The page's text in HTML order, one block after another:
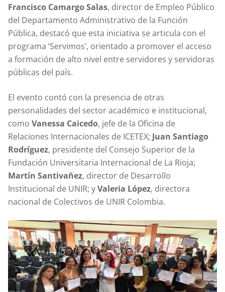
Francisco Camargo Salas, director de Empleo Público
del Departamento Administrativo de la Función
Pública, destacó que esta iniciativa se articula con el
programa ‘Servimos’, orientado a promover el acceso
a formación de alto nivel entre servidores y servidoras
públicas del país.
El evento contó con la presencia de otras
personalidades del sector académico e institucional,
como Vanessa Caicedo, jefe de la Oficina de
Relaciones Internacionales de ICETEX; Juan Santiago
Rodríguez, presidente del Consejo Superior de la
Fundación Universitaria Internacional de La Rioja;
Martín Santivañez, director de Desarrollo
Institucional de UNIR; yValeria López, directora
nacional de Colectivos de UNIR Colombia.